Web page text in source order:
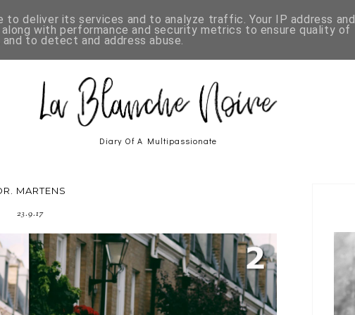
ME HOW TO STYLE PASSION FRUIT TREND ALERT
Diary Of A Multipassionate
MARTENS
23.9.17
to deliver its services and to analyze traffic. Your IP address and
with performance and security metrics to ensure quality of
to detect and address abuse.